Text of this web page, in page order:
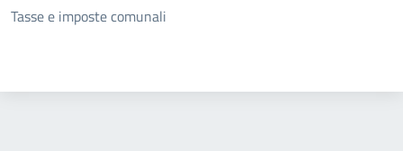
Dettagli della notizia
Tasse e imposte comunali